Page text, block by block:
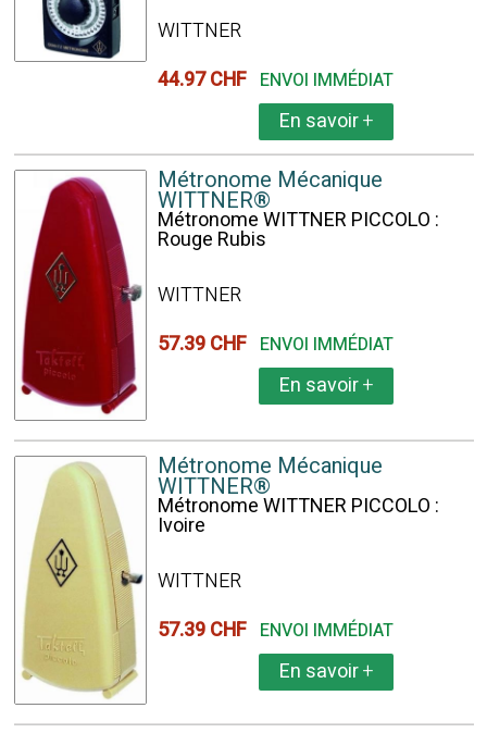
WITTNER
44.97 CHF ENVOI IMMÉDIAT
En savoir+
Métronome Mécanique
WITTNER®
Métronome WITTNER PICCOLO :
Rouge Rubis
WITTNER
57.39 CHF ENVOI IMMÉDIAT
En savoir+
Métronome Mécanique
WITTNER®
Métronome WITTNER PICCOLO :
Ivoire
WITTNER
57.39 CHF ENVOI IMMÉDIAT
En savoir+